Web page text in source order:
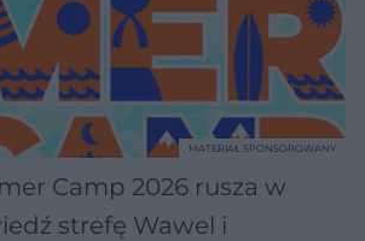
Camp 2026 rusza w
strefę Wawel i
MATERIAŁ SPONSOROWANY